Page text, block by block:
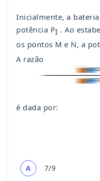
Inicialmente, a
potência PI . Ao
os pontos M e N, a
A razão
é dada por:
A 7/9